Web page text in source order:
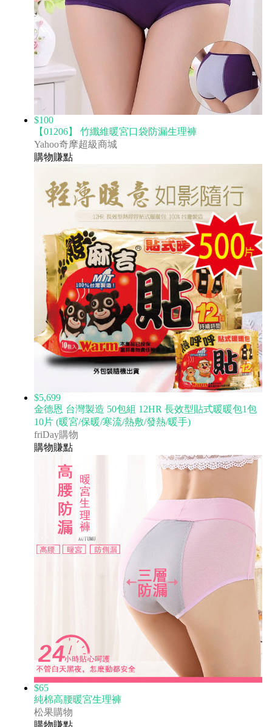
$100
【01206】 竹纖維暖宮口袋防漏生理褲
Yahoo奇摩超級商城
購物賺點
$5,699
金德恩 台灣製造 50包組 12HR 長效型貼式暖暖包1包
10片 (暖宮/保暖/寒流/熱敷/發熱/暖手)
friDay購物
購物賺點
$65
純棉高腰暖宮生理褲
松果購物
購物賺點